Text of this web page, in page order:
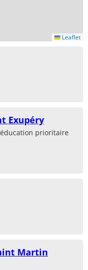
Leaflet
Exupéry
prioritaire
Martin